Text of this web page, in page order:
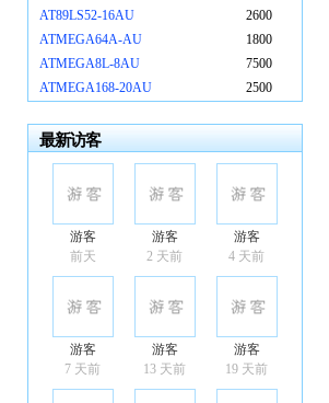
AT89LS52-16AU
2600
ATMEGA64A-AU
1800
ATMEGA8L-8AU
7500
ATMEGA168-20AU
2500
最新访客
游客
前天
游客
2 天前
游客
4 天前
游客
7 天前
游客
13 天前
游客
19 天前